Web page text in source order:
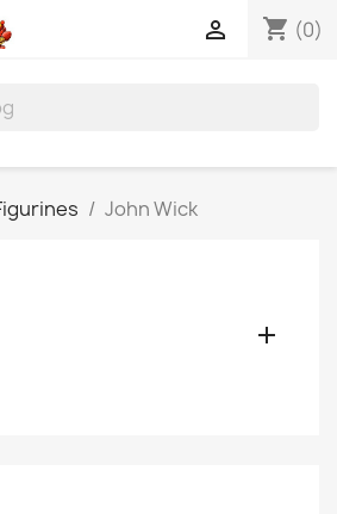
shopping_cart (0)

John Wick
